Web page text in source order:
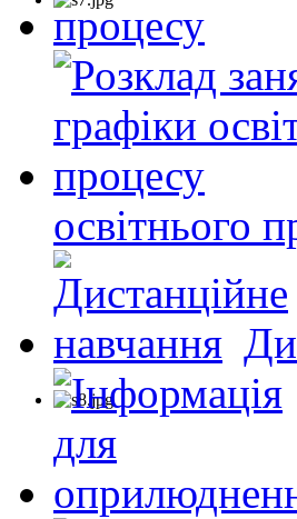
освітнього